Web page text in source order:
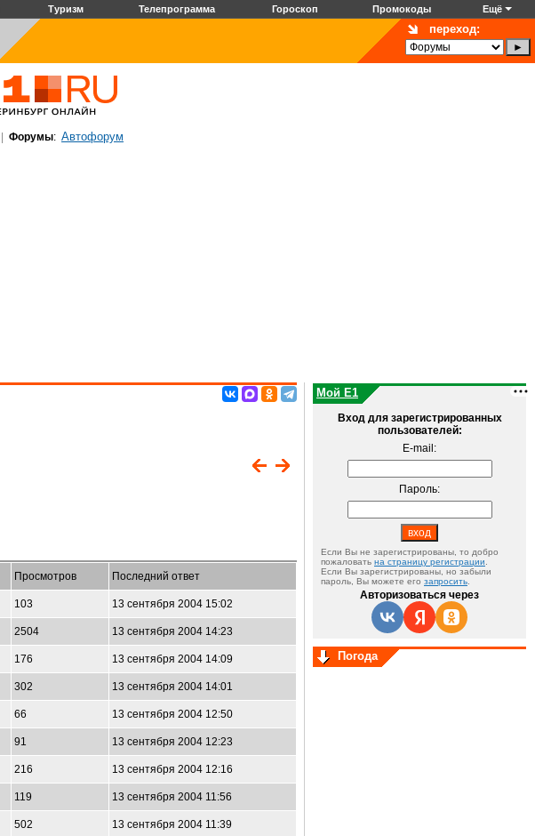
Туризм Телепрограмма Гороскоп Промокоды Ещё
переход:
Форумы: Автофорум
Просмотров Последний ответ
103 13 сентября 2004 15:02
2504 13 сентября 2004 14:23
176 13 сентября 2004 14:09
302 13 сентября 2004 14:01
66 13 сентября 2004 12:50
91 13 сентября 2004 12:23
216 13 сентября 2004 12:16
119 13 сентября 2004 11:56
502 13 сентября 2004 11:39
Мой E1
Вход для зарегистрированных
пользователей:
E-mail:
Пароль:
Если Вы не зарегистрированы, то добро
пожаловать на страницу регистрации
Если Вы зарегистрированы, но забыли
пароль, Вы можете его запросить
Авторизоваться через
Погода